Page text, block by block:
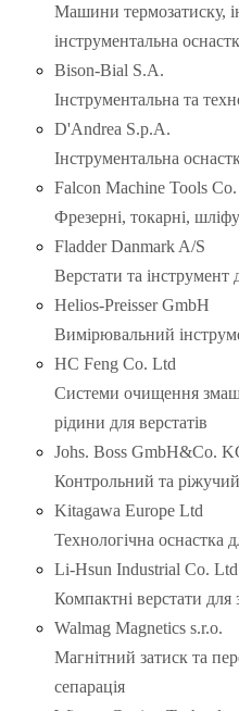
Машини термозатиску,
інструментальна
Bison-Bial S.A.
Інструментальна та
D'Andrea S.p.A.
Інструментальна
Falcon Machine Tools
Фрезерні, токарні,
Fladder Danmark A/S
Верстати та інструмент
Helios-Preisser GmbH
Вимірювальний
HC Feng Co. Ltd
Системи очищення
рідини для верстатів
Johs. Boss GmbH&Co.
Контрольний та ріжучий
Kitagawa Europe Ltd
Технологічна оснастка
Li-Hsun Industrial Co. Ltd
Компактні верстати для
Walmag Magnetics s.r.o.
Магнітний затиск та
сепарація